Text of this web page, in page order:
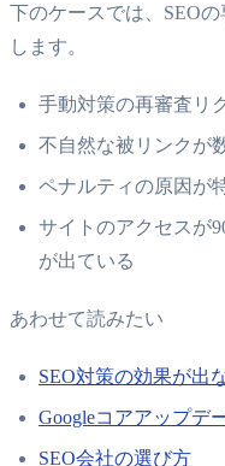
下のケースでは、SEO
します。
手動対策の再審査リ
不自然な被リンクが
ペナルティの原因が
サイトのアクセスが
が出ている
あわせて読みたい
SEO対策の効果が出
Googleコアアップデ
SEO会社の選び方